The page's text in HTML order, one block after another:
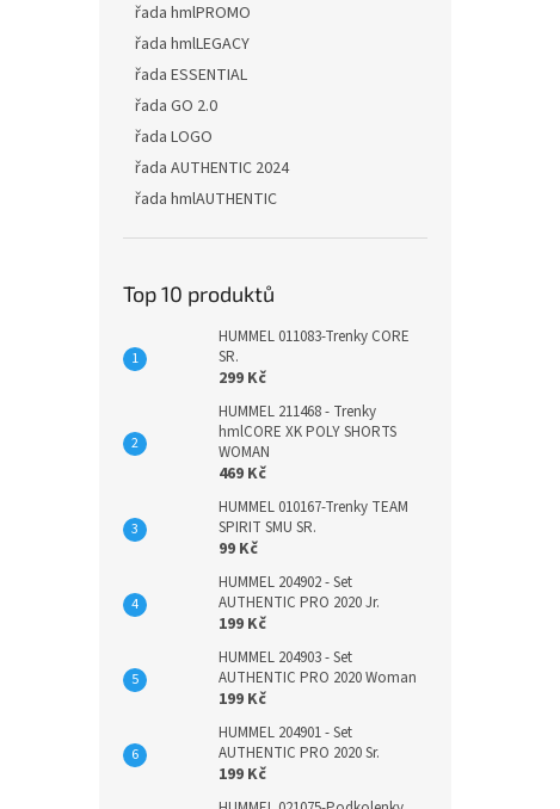
řada hmlPROMO
řada hmlLEGACY
řada ESSENTIAL
řada GO 2.0
řada LOGO
řada AUTHENTIC 2024
řada hmlAUTHENTIC
Top 10 produktů
HUMMEL 011083-Trenky CORE
SR.
299 Kč
HUMMEL 211468 - Trenky
hmlCORE XK POLY SHORTS
WOMAN
469 Kč
HUMMEL 010167-Trenky TEAM
SPIRIT SMU SR.
99 Kč
HUMMEL 204902 - Set
AUTHENTIC PRO 2020 Jr.
199 Kč
HUMMEL 204903 - Set
AUTHENTIC PRO 2020 Woman
199 Kč
HUMMEL 204901 - Set
AUTHENTIC PRO 2020 Sr.
199 Kč